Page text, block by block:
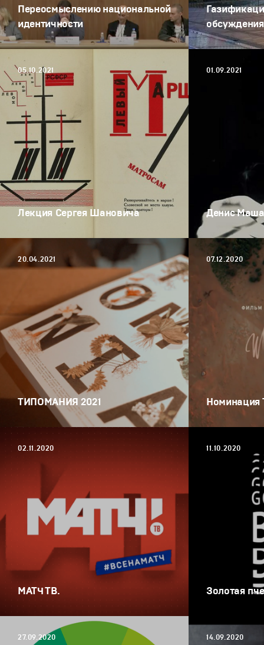
Переосмыслению национальной
идентичности
05.10.2021
Лекция Сергея Шановича
01.09.2021
Денис
20.04.2021
ТИПОМАНИЯ 2021
07.12.2020
Номинация
02.11.2020
МАТЧ ТВ.
11.10.2020
Золотая
27.09.2020 14.09.2020